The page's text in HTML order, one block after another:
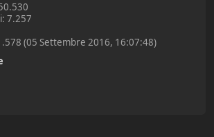
7.257
(05 Settembre 2016, 16:07:48)